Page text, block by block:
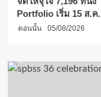
Portfolio เริ่ม 15 ส.ค
ตอนนั้น 05/08/2026